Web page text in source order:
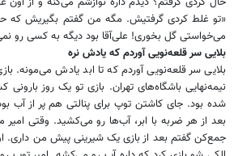
«تو غلط کردی گرفتیش. مگه من گفتم بگیریش که
می‌خواستی گل بخوری! علی‌آقا بود دیگه به کسی رو
بلایی سر قلعه‌نویی آوردم که یادش نره
بلایی سر قلعه‌نویی آوردم که تا ابد یادش می‌مونه.
نیمه‌نهایی باشگاه‌های تهران. بازی تو یک روز بارونی
شده بود. جای کاشتن توپ برای پنالتی هم پر از آب
بعد از هر ضربه با ابر، آب‌ها رو می‌کشید. وقتی امیر
جمع‌کن گفتم بعد از بازی یک شیرینی پیش من داری.